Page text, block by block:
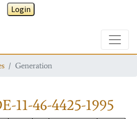
Login
Generation
11-46-4425-1995